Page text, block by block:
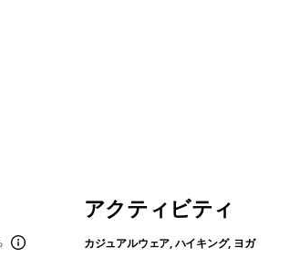
アクティビティ
カジュアルウェア, ハイキング, ヨガ